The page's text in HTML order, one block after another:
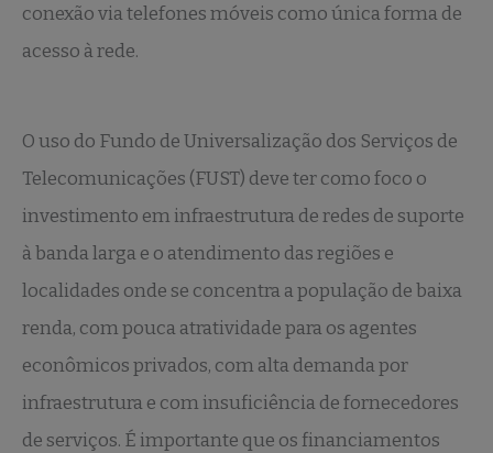
conexão via telefones móveis como única forma de
acesso à rede.
O uso do Fundo de Universalização dos Serviços de
Telecomunicações (FUST) deve ter como foco o
investimento em infraestrutura de redes de suporte
à banda larga e o atendimento das regiões e
localidades onde se concentra a população de baixa
renda, com pouca atratividade para os agentes
econômicos privados, com alta demanda por
infraestrutura e com insuficiência de fornecedores
de serviços. É importante que os financiamentos